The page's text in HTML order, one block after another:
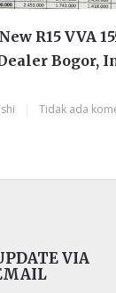
R15 VVA
Bogor,
Tidak ada
VIA